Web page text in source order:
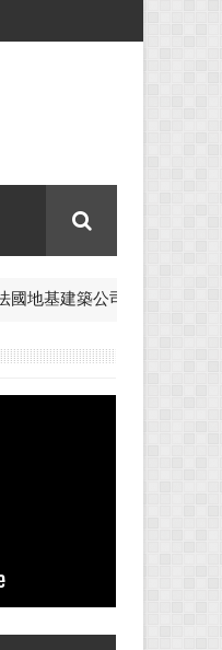
地基建築公司